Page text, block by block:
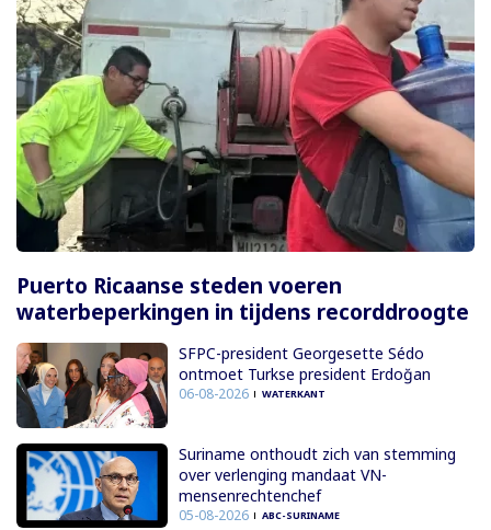
Puerto Ricaanse steden voeren
waterbeperkingen in tijdens recorddroogte
SFPC-president Georgesette Sédo
ontmoet Turkse president Erdoğan
06-08-2026 WATERKANT
Suriname onthoudt zich van stemming
over verlenging mandaat VN-
mensenrechtenchef
05-08-2026 ABC-SURINAME